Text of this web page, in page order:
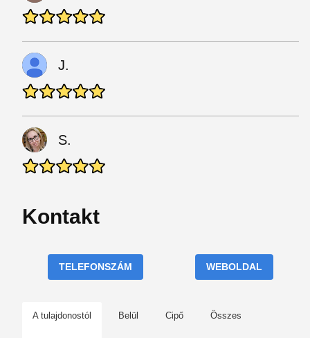
J.
S.
Kontakt
TELEFONSZÁM WEBOLDAL
A tulajdonostól Belül Cipő Összes